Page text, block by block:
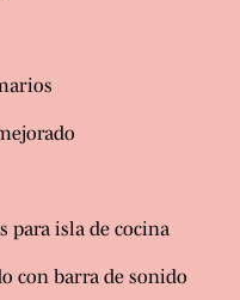
para isla de cocina
con barra de sonido